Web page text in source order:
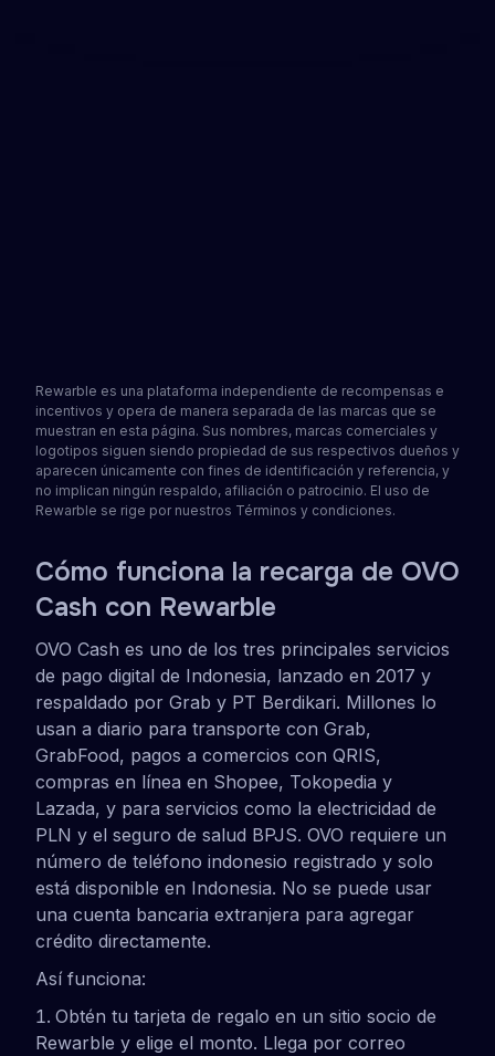
Rewarble es una plataforma independiente de recompensas e
incentivos y opera de manera separada de las marcas que se
muestran en esta página. Sus nombres, marcas comerciales y
logotipos siguen siendo propiedad de sus respectivos dueños y
aparecen únicamente con fines de identificación y referencia, y
no implican ningún respaldo, afiliación o patrocinio. El uso de
Rewarble se rige por nuestros Términos y condiciones.
Cómo funciona la recarga de OVO
Cash con Rewarble
OVO Cash es uno de los tres principales servicios
de pago digital de Indonesia, lanzado en 2017 y
respaldado por Grab y PT Berdikari. Millones lo
usan a diario para transporte con Grab,
GrabFood, pagos a comercios con QRIS,
compras en línea en Shopee, Tokopedia y
Lazada, y para servicios como la electricidad de
PLN y el seguro de salud BPJS. OVO requiere un
número de teléfono indonesio registrado y solo
está disponible en Indonesia. No se puede usar
una cuenta bancaria extranjera para agregar
crédito directamente.
Así funciona:
Obtén tu tarjeta de regalo en un sitio socio de
Rewarble y elige el monto. Llega por correo